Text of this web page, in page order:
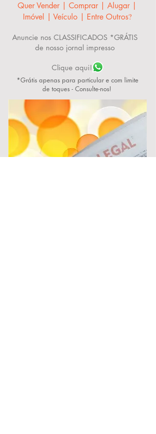
Quer Vender | Comprar | Alugar |
Imóvel | Veículo | Entre Outros?
Anuncie nos CLASSIFICADOS *GRÁTIS
de nosso jornal impresso
Clique aqui!
*Grátis apenas para particular e com limite
de toques - Consulte-nos!